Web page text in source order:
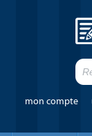
mon compte